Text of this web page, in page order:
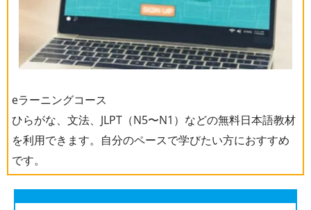
eラーニングコース
ひらがな、文法、JLPT（N5〜N1）などの無料日本語教材
を利用できます。自分のペースで学びたい方におすすめ
です。